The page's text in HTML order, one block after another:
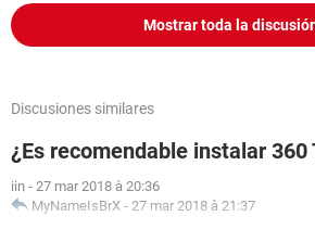
Mostrar toda la
Discusiones similares
¿Es recomendable instalar 360
iin - 27 mar 2018 à 20:36
MyNameIsBrX - 27 mar 2018 à 21:37